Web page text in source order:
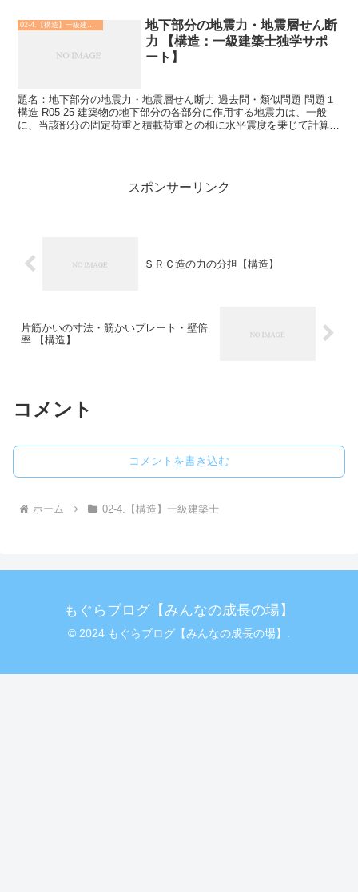
地下部分の地震力・地震層せん断
力 【構造：一級建築士独学サポ
ート】
題名：地下部分の地震力・地震層せん断力 過去問・類似問題 問題１
構造 R05-25 建築物の地下部分の各部分に作用する地震力は、一般
に、当該部分の固定荷重と積載荷重との和に水平震度を乗じて計算す
スポンサーリンク
ＳＲＣ造の力の分担【構造】
片筋かいの寸法・筋かいプレート・壁倍
率 【構造】
コメント
コメントを書き込む
ホーム 02-4.【構造】一級建築士
もぐらブログ【みんなの成長の場】
© 2024 もぐらブログ【みんなの成長の場】.